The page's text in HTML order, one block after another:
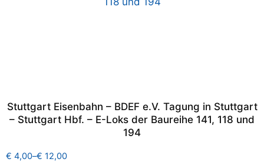
Stuttgart Eisenbahn – BDEF e.V. Tagung in Stuttgart
– Stuttgart Hbf. – E-Loks der Baureihe 141, 118 und
194
€ 4,00–€ 12,00